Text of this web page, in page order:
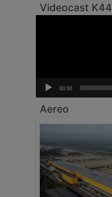
Videocast K44
00:00
Aereo